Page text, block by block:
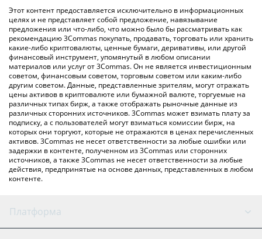
Вы также можете использовать приведенную выше таблицу
цен Civic, чтобы проверить последние цены на Civic в
основных фиатных и криптовалютах.
Этот контент предоставляется исключительно в информационных
целях и не представляет собой предложение, навязывание
предложения или что-либо, что можно было бы рассматривать как
рекомендацию 3Commas покупать, продавать, торговать или хранить
какие-либо криптовалюты, ценные бумаги, деривативы, или другой
финансовый инструмент, упомянутый в любом описании
материалов или услуг от 3Commas. Он не является инвестиционным
советом, финансовым советом, торговым советом или каким-либо
другим советом. Данные, представленные зрителям, могут отражать
цены активов в криптовалюте или бумажной валюте, торгуемые на
различных типах бирж, а также отображать рыночные данные из
различных сторонних источников. 3Commas может взимать плату за
подписку, а с пользователей могут взиматься комиссии бирж, на
которых они торгуют, которые не отражаются в ценах перечисленных
активов. 3Commas не несет ответственности за любые ошибки или
задержки в контенте, полученном из 3Commas или сторонних
источников, а также 3Commas не несет ответственности за любые
действия, предпринятые на основе данных, представленных в любом
контенте.
Платформа